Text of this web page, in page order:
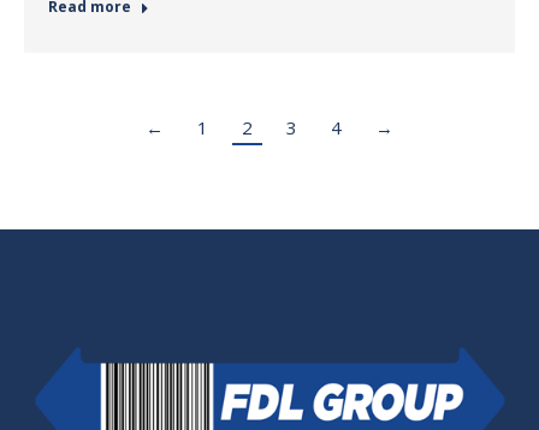
Read more
← 1 2 3 4 →